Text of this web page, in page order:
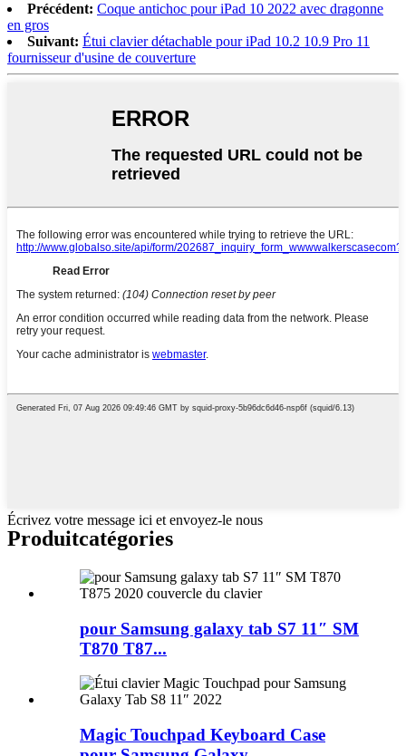
Précédent: Coque antichoc pour iPad 10 2022 avec dragonne
en gros
Suivant: Étui clavier détachable pour iPad 10.2 10.9 Pro 11
fournisseur d'usine de couverture
Écrivez votre message ici et envoyez-le nous
Produitcatégories
pour Samsung galaxy tab S7 11″ SM
T870 T87...
Magic Touchpad Keyboard Case